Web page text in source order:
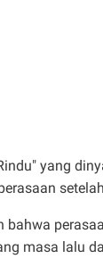
yang
masa lalu